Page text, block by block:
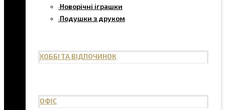
Новорічні іграшки
Подушки з друком
ХОББІ ТА ВІДПОЧИНОК
ОФІС